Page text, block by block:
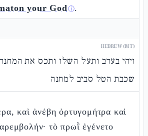
your Godⓘ.
HEBREW (MT)
ויהי בערב ותעל השלו ותכס את
שכבת הטל סביב למחנה
καὶ ἀνέβη ὀρτυγομήτρα καὶ
τὸ πρωῒ ἐγένετο